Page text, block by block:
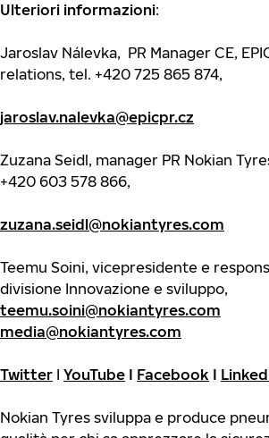
Ulteriori informazioni:
Jaroslav Nálevka, PR Manager CE,
relations, tel. +420 725 865 874,
jaroslav.nalevka@epicpr.cz
Zuzana Seidl, manager PR Nokian
+420 603 578 866,
zuzana.seidl@nokiantyres.com
Teemu Soini, vicepresidente e
divisione Innovazione e sviluppo,
teemu.soini@nokiantyres.com
media@nokiantyres.com
Twitter I YouTube I Facebook I
Nokian Tyres sviluppa e produce